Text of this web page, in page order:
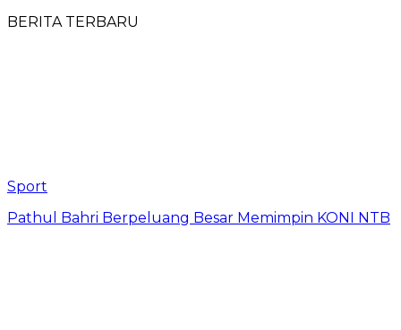
BERITA TERBARU
Sport
Pathul Bahri Berpeluang Besar Memimpin KONI NTB